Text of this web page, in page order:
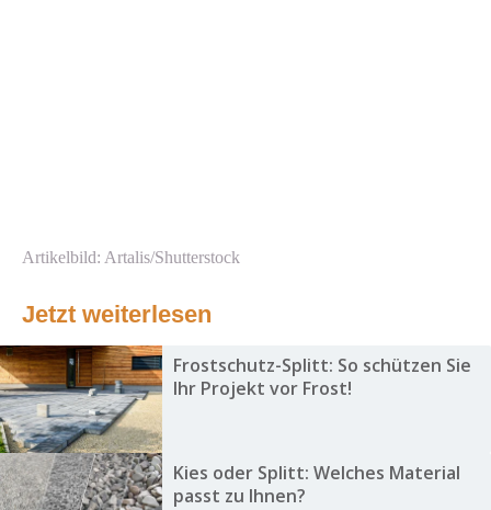
Artikelbild: Artalis/Shutterstock
Jetzt weiterlesen
Frostschutz-Splitt: So schützen Sie
Ihr Projekt vor Frost!
Kies oder Splitt: Welches Material
passt zu Ihnen?